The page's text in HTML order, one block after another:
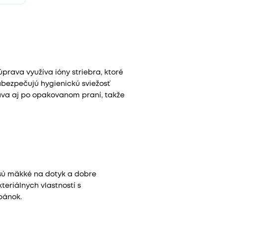
využíva ióny striebra, ktoré
hygienickú sviežosť
aj po opakovanom praní, takže
mäkké na dotyk a dobre
vlastností s